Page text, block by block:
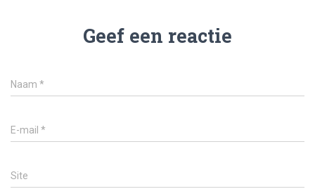
Geef een reactie
Naam *
E-mail *
Site